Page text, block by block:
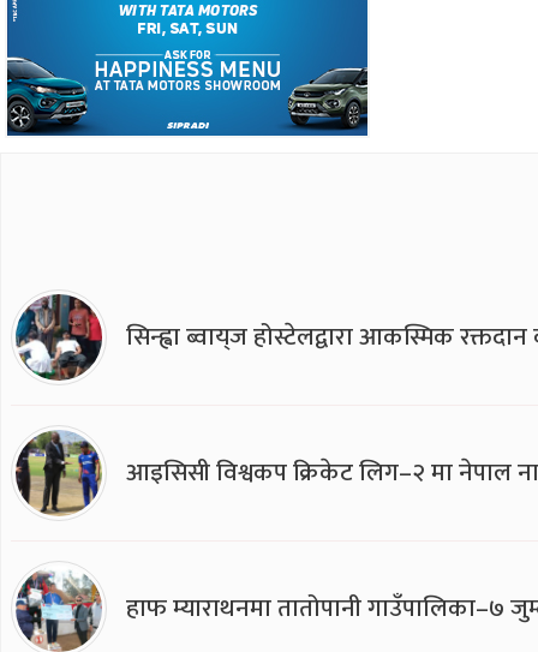
सिन्ह्वा ब्वाय्‌ज होस्टेलद्वारा आकस्मिक
आइसिसी विश्वकप क्रिकेट लिग–२ मा नेपाल
हाफ म्याराथनमा तातोपानी गाउँपालिका–७